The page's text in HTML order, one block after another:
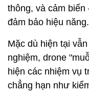
thông, và cảm
đảm bảo hiệu năng.
Mặc dù hiện tại
nghiệm, drone
hiện các nhiệm vụ
chẳng hạn như